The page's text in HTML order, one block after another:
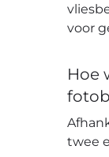
voor
Hoe
twee